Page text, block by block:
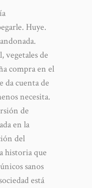
Huye.
vegetales de
compra en el
da cuenta de
necesita.
de
en la
del
historia que
sanos
está